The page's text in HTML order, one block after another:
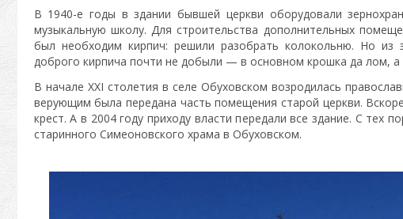
В 1940-е годы в здании бывшей церкви оборудовали
музыкальную школу. Для строительства дополнительных
был необходим кирпич: решили разобрать колокольню. Но из
доброго кирпича почти не добыли — в основном крошка да лом,
В начале XXI столетия в селе Обуховском возродилась
верующим была передана часть помещения старой церкви.
крест. А в 2004 году приходу власти передали все здание. С тех
старинного Симеоновского храма в Обуховском.